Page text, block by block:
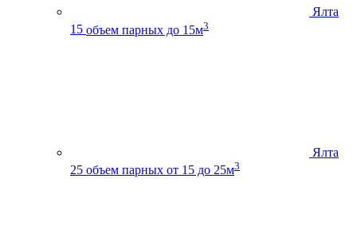
Ялта
15 объем парных до 15м3
Ялта
25 объем парных от 15 до 25м3